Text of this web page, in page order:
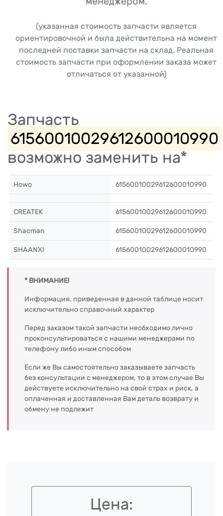
(указанная стоимость запчасти является
ориентировочной и была действительна на момент
последней поставки запчасти на склад. Реальная
стоимость запчасти при оформлении заказа может
отличаться от указанной)
Запчасть
61560010029612600010990
возможно заменить на*
Howo 61560010029612600010990
CREATEK 61560010029612600010990
Shacman 61560010029612600010990
SHAANXI 61560010029612600010990
* ВНИМАНИЕ!
Информация, приведенная в данной таблице носит
исключительно справочный характер
Перед заказом такой запчасти необходимо лично
проконсультироваться с нашими менеджерами по
телефону либо иным способом
Если же Вы самостоятельно заказываете запчасть
без консультации с менеджером, то в этом случае Вы
действуете исключительно на свой страх и риск, а
оплаченная и доставленная Вам деталь возврату и
обмену не подлежит
Цена: